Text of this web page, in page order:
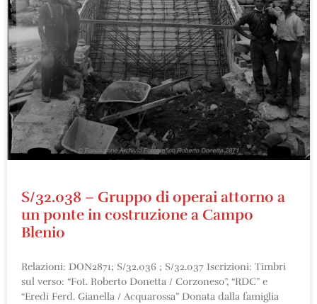
S/32.038 – Gruppo di operai attorno a
un ponte in costruzione a Campo
Blenio
Relazioni: DON2871; S/32.036 ; S/32.037 Iscrizioni: Timbri
sul verso: “Fot. Roberto Donetta / Corzoneso”, “RDC” e
“Eredi Ferd. Gianella / Acquarossa” Donata dalla famiglia